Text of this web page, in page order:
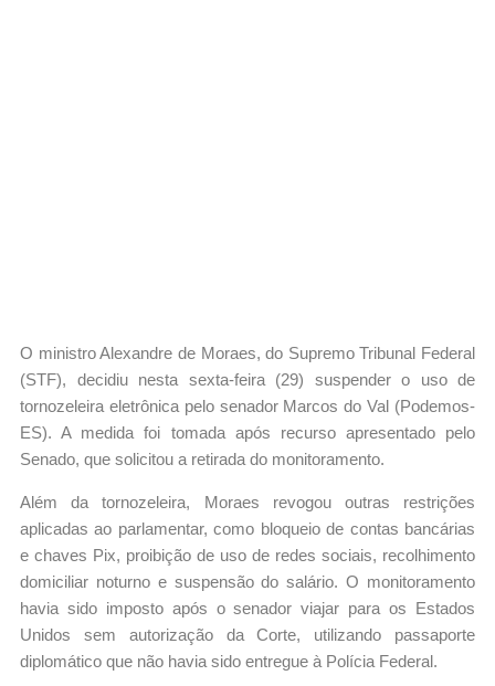
O ministro Alexandre de Moraes, do Supremo Tribunal Federal
(STF), decidiu nesta sexta-feira (29) suspender o uso de
tornozeleira eletrônica pelo senador Marcos do Val (Podemos-
ES). A medida foi tomada após recurso apresentado pelo
Senado, que solicitou a retirada do monitoramento.
Além da tornozeleira, Moraes revogou outras restrições
aplicadas ao parlamentar, como bloqueio de contas bancárias
e chaves Pix, proibição de uso de redes sociais, recolhimento
domiciliar noturno e suspensão do salário. O monitoramento
havia sido imposto após o senador viajar para os Estados
Unidos sem autorização da Corte, utilizando passaporte
diplomático que não havia sido entregue à Polícia Federal.